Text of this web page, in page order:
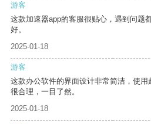
游客
这款加速器app的客服很贴心，遇到问题
好。
2025-01-18
游客
这款办公软件的界面设计非常简洁，使
很合理，一目了然。
2025-01-18